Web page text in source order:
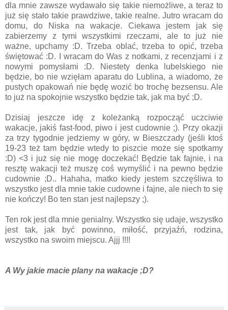
dla mnie zawsze wydawało się takie niemożliwe, a teraz to
już się stało takie prawdziwe, takie realne. Jutro wracam do
domu, do Niska na wakacje. Ciekawa jestem jak się
zabierzemy z tymi wszystkimi rzeczami, ale to już nie
ważne, upchamy :D. Trzeba oblać, trzeba to opić, trzeba
świętować :D. I wracam do Was z notkami, z recenzjami i z
nowymi pomysłami :D. Niestety denka lubelskiego nie
będzie, bo nie wzięłam aparatu do Lublina, a wiadomo, że
pustych opakowań nie będę wozić bo trochę bezsensu. Ale
to już na spokojnie wszystko będzie tak, jak ma być ;D.
Dzisiaj jeszcze idę z koleżanką rozpocząć uczciwie
wakacje, jakiś fast-food, piwo i jest cudownie ;). Przy okazji
za trzy tygodnie jedziemy w góry, w Bieszczady (jeśli ktoś
19-23 też tam będzie wtedy to piszcie może się spotkamy
:D) <3 i już się nie mogę doczekać! Będzie tak fajnie, i na
resztę wakacji też muszę coś wymyślić i na pewno będzie
cudownie ;D.. Hahaha, matko kiedy jestem szczęśliwa to
wszystko jest dla mnie takie cudowne i fajne, ale niech to się
nie kończy! Bo ten stan jest najlepszy ;).
Ten rok jest dla mnie genialny. Wszystko się udaje, wszystko
jest tak, jak być powinno, miłość, przyjaźń, rodzina,
wszystko na swoim miejscu. Ajjj !!!!
A Wy jakie macie plany na wakacje ;D?